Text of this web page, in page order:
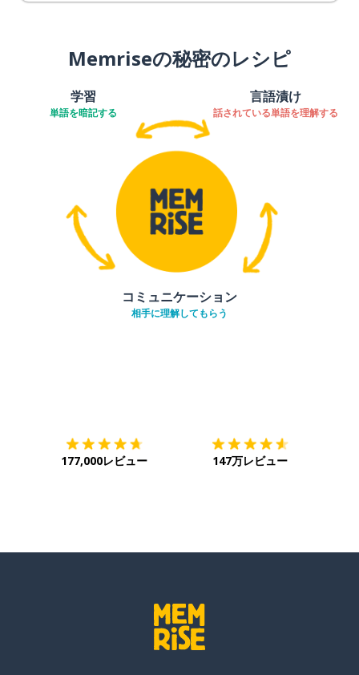
Memriseの秘密のレシピ
学習
単語を暗記する
言語漬け
話されている単語を理解する
コミュニケーション
相手に理解してもらう
177,000レビュー 147万レビュー